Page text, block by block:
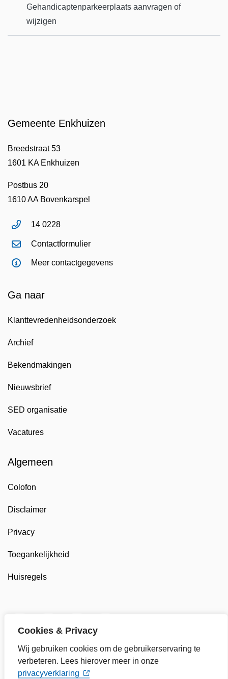
Cookies & Privacy
Wij gebruiken cookies om de gebruikerservaring te
verbeteren. Lees hierover meer in onze
privacyverklaring
Gehandicaptenparkeerplaats aanvragen of
wijzigen
Gemeente Enkhuizen
Breedstraat 53
1601 KA Enkhuizen
Postbus 20
1610 AA Bovenkarspel
14 0228
Contactformulier
Meer contactgegevens
Ga naar
Klanttevredenheidsonderzoek
Archief
Bekendmakingen
Nieuwsbrief
SED organisatie
Vacatures
Algemeen
Colofon
Disclaimer
Privacy
Toegankelijkheid
Huisregels